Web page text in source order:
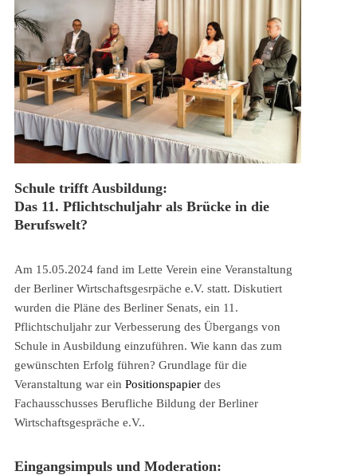
Schule trifft Ausbildung:
Das 11. Pflichtschuljahr als Brücke in die
Berufswelt?
Am 15.05.2024 fand im Lette Verein eine Veranstaltung
der Berliner Wirtschaftsgesrpäche e.V. statt. Diskutiert
wurden die Pläne des Berliner Senats, ein 11.
Pflichtschuljahr zur Verbesserung des Übergangs von
Schule in Ausbildung einzuführen. Wie kann das zum
gewünschten Erfolg führen? Grundlage für die
Veranstaltung war ein Positionspapier des
Fachausschusses Berufliche Bildung der Berliner
Wirtschaftsgespräche e.V..
Eingangsimpuls und Moderation: